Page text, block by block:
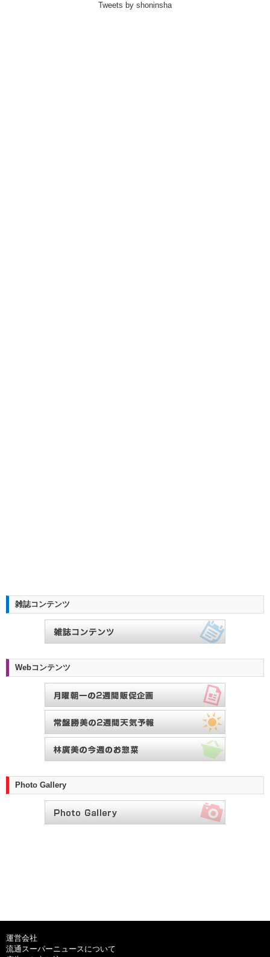
Tweets by shoninsha
雑誌コンテンツ
Webコンテンツ
Photo Gallery
運営会社
流通スーパーニュースについて